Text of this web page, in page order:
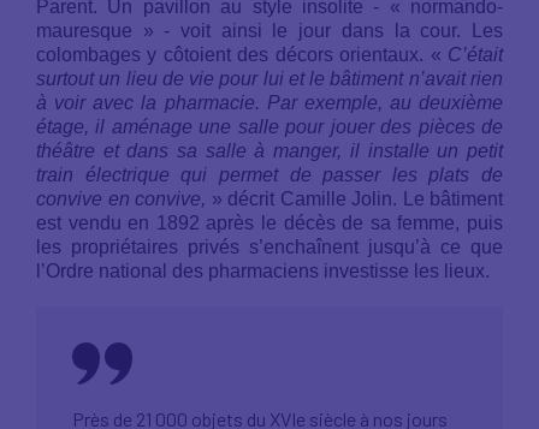
Parent. Un pavillon au style insolite - « normando-
mauresque » - voit ainsi le jour dans la cour. Les
colombages y côtoient des décors orientaux. « C’était
surtout un lieu de vie pour lui et le bâtiment n’avait rien
à voir avec la pharmacie. Par exemple, au deuxième
étage, il aménage une salle pour jouer des pièces de
théâtre et dans sa salle à manger, il installe un petit
train électrique qui permet de passer les plats de
convive en convive, » décrit Camille Jolin. Le bâtiment
est vendu en 1892 après le décès de sa femme, puis
les propriétaires privés s’enchaînent jusqu’à ce que
l’Ordre national des pharmaciens investisse les lieux.
Près de 21 000 objets du XVIe siècle à nos jours